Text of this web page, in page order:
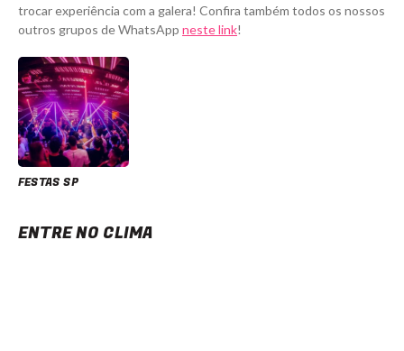
trocar experiência com a galera! Confira também todos os nossos
outros grupos de WhatsApp neste link!
FESTAS SP
ENTRE NO CLIMA